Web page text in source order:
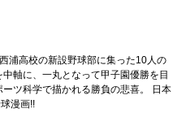
浦高校の新設野球部に集った10人の
軸に、一丸となって甲子園優勝を目
ツ科学で描かれる勝負の悲喜。 日本
漫画!!